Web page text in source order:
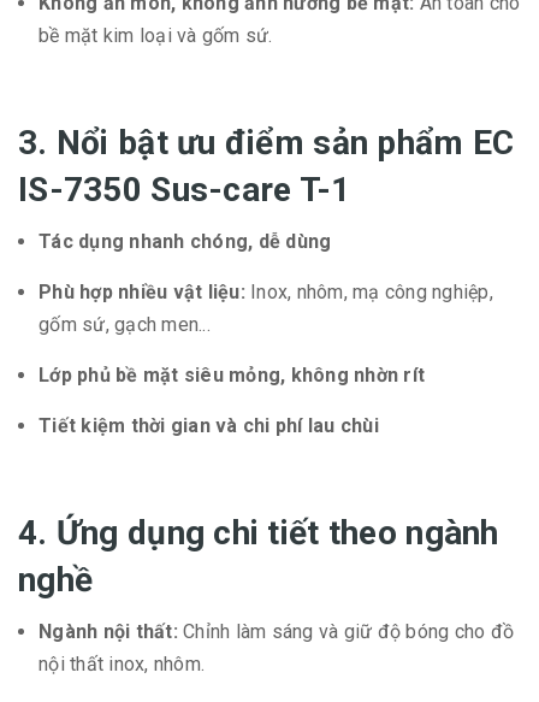
bề mặt kim loại và gốm sứ.
3. Nổi bật ưu điểm sản phẩm EC
IS-7350 Sus-care T-1
Tác dụng nhanh chóng, dễ dùng
Phù hợp nhiều vật liệu: Inox, nhôm, mạ công nghiệp,
gốm sứ, gạch men...
Lớp phủ bề mặt siêu mỏng, không nhờn rít
Tiết kiệm thời gian và chi phí lau chùi
4. Ứng dụng chi tiết theo ngành
nghề
Ngành nội thất: Chỉnh làm sáng và giữ độ bóng cho đồ
nội thất inox, nhôm.